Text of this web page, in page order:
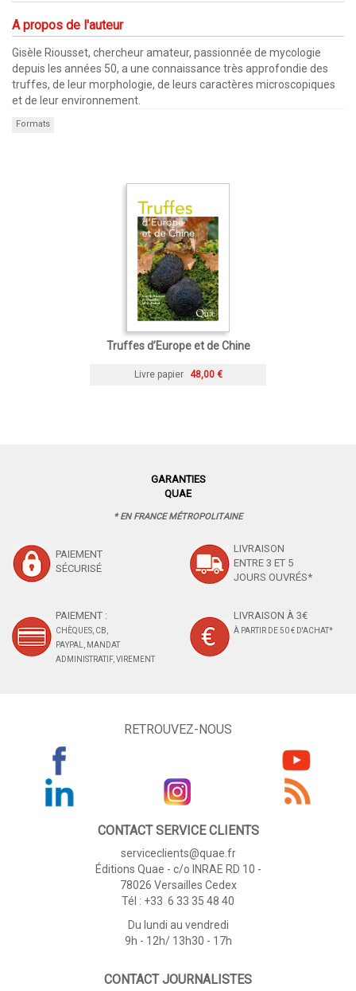
A propos de l'auteur
Gisèle Riousset, chercheur amateur, passionnée de mycologie
depuis les années 50, a une connaissance très approfondie des
truffes, de leur morphologie, de leurs caractères microscopiques
et de leur environnement.
Formats
Truffes d’Europe et de Chine
Livre papier 48,00 €
GARANTIES
QUAE
* EN FRANCE MÉTROPOLITAINE
PAIEMENT
SÉCURISÉ
LIVRAISON
ENTRE 3 ET 5
JOURS OUVRÉS*
PAIEMENT :
CHÈQUES, CB,
PAYPAL, MANDAT
ADMINISTRATIF, VIREMENT
LIVRAISON À 3€
À PARTIR DE 50 € D'ACHAT*
RETROUVEZ-NOUS
CONTACT SERVICE CLIENTS
serviceclients@quae.fr
Éditions Quae - c/o INRAE RD 10 -
78026 Versailles Cedex
Tél : +33 6 33 35 48 40
Du lundi au vendredi
9h - 12h/ 13h30 - 17h
CONTACT JOURNALISTES